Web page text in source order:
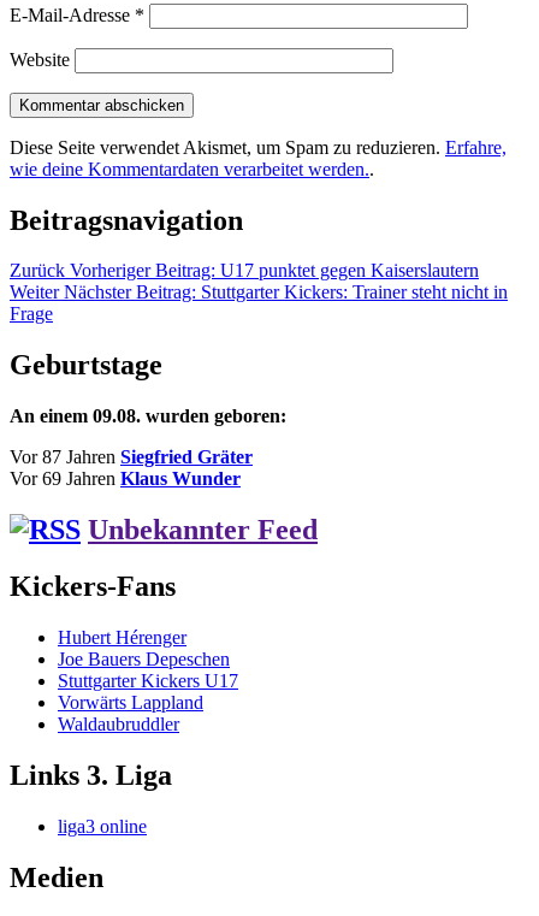
E-Mail-Adresse *
Website
Diese Seite verwendet Akismet, um Spam zu reduzieren. Erfahre,
wie deine Kommentardaten verarbeitet werden..
Beitragsnavigation
Zurück Vorheriger Beitrag: U17 punktet gegen Kaiserslautern
Weiter Nächster Beitrag: Stuttgarter Kickers: Trainer steht nicht in
Frage
Geburtstage
An einem 09.08. wurden geboren:
Vor 87 Jahren Siegfried Gräter
Vor 69 Jahren Klaus Wunder
Unbekannter Feed
Kickers-Fans
Hubert Hérenger
Joe Bauers Depeschen
Stuttgarter Kickers U17
Vorwärts Lappland
Waldaubruddler
Links 3. Liga
liga3 online
Medien